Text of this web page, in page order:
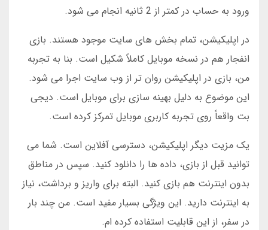
ورود به حساب در کمتر از 2 ثانیه انجام می شود.
در اپلیکیشن، تمام بخش های سایت موجود هستند. بازی
انفجار هم در نسخه موبایل کاملاً شکیل است. بنا به تجربه
من، بازی در اپلیکیشن روان تر از وب سایت اجرا می شود.
این موضوع به دلیل بهینه سازی برای موبایل است. دیجی
بت واقعاً روی تجربه کاربری موبایل تمرکز کرده است.
یک مزیت دیگر اپلیکیشن، دسترسی آفلاین است. شما می
توانید قبل از بازی، داده ها را دانلود کنید. سپس در مناطق
بدون اینترنت هم بازی کنید. البته برای واریز و برداشت، نیاز
به اینترنت دارید. این ویژگی بسیار مفید است. من چند بار
در سفر، از این قابلیت استفاده کرده ام.